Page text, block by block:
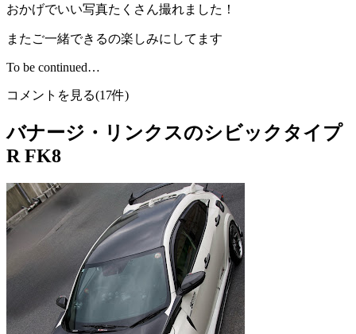
おかげでいい写真たくさん撮れました！
またご一緒できるの楽しみにしてます
To be continued…
コメントを見る(17件)
バナージ・リンクスのシビックタイプ
R FK8